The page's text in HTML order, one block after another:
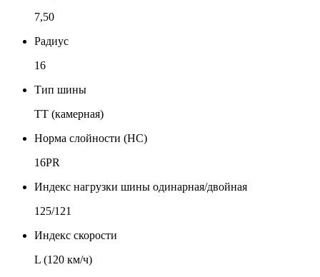
7,50
Радиус
16
Тип шины
TT (камерная)
Норма слойности (НС)
16PR
Индекс нагрузки шины одинарная/двойная
125/121
Индекс скорости
L (120 км/ч)